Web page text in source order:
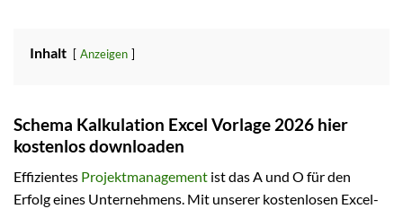
Inhalt Anzeigen
Schema Kalkulation Excel Vorlage 2026 hier
kostenlos downloaden
Effizientes Projektmanagement ist das A und O für den
Erfolg eines Unternehmens. Mit unserer kostenlosen Excel-